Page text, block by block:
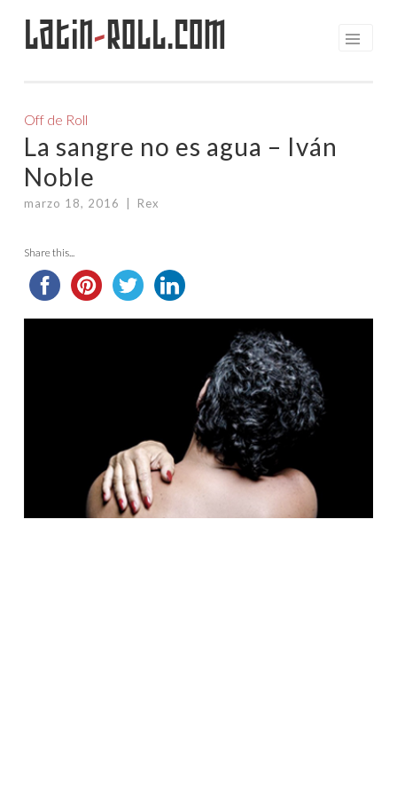
Saltar
Latin-Roll.com
Off de Roll
La sangre no es agua – Iván
Noble
marzo 18, 2016 Rex
Share this...